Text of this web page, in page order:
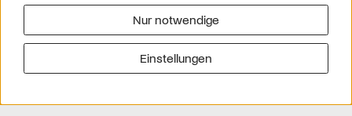
Über uns
Downloads
Werben
Impressum
Nur notwendige
Einstellungen